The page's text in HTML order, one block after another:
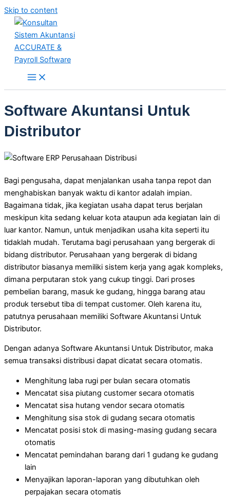
Skip to content
Software Akuntansi Untuk
Distributor
Bagi pengusaha, dapat menjalankan usaha tanpa repot dan
menghabiskan banyak waktu di kantor adalah impian.
Bagaimana tidak, jika kegiatan usaha dapat terus berjalan
meskipun kita sedang keluar kota ataupun ada kegiatan lain di
luar kantor. Namun, untuk menjadikan usaha kita seperti itu
tidaklah mudah. Terutama bagi perusahaan yang bergerak di
bidang distributor. Perusahaan yang bergerak di bidang
distributor biasanya memiliki sistem kerja yang agak kompleks,
dimana perputaran stok yang cukup tinggi. Dari proses
pembelian barang, masuk ke gudang, hingga barang atau
produk tersebut tiba di tempat customer. Oleh karena itu,
patutnya perusahaan memiliki Software Akuntansi Untuk
Distributor.
Dengan adanya Software Akuntansi Untuk Distributor, maka
semua transaksi distribusi dapat dicatat secara otomatis.
Menghitung laba rugi per bulan secara otomatis
Mencatat sisa piutang customer secara otomatis
Mencatat sisa hutang vendor secara otomatis
Menghitung sisa stok di gudang secara otomatis
Mencatat posisi stok di masing-masing gudang secara
otomatis
Mencatat pemindahan barang dari 1 gudang ke gudang
lain
Menyajikan laporan-laporan yang dibutuhkan oleh
perpajakan secara otomatis